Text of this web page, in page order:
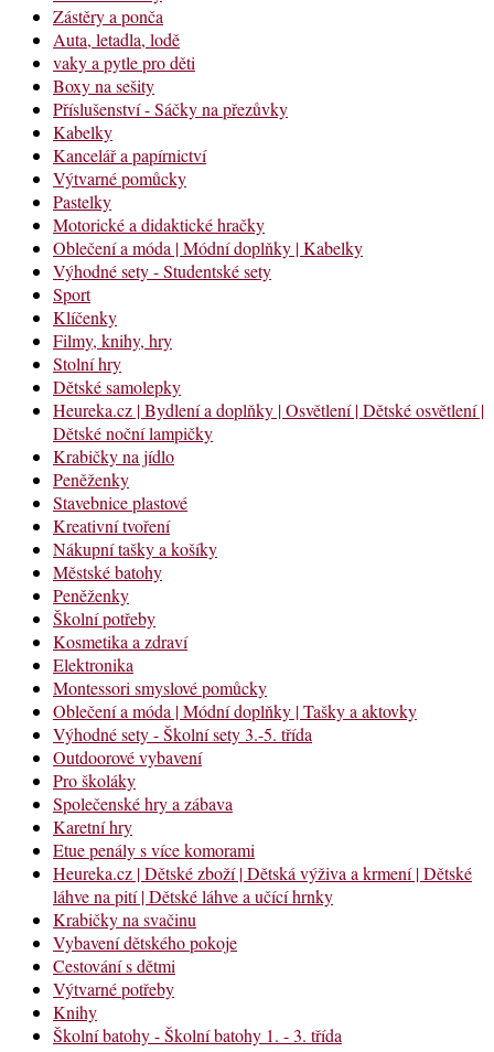
Zástěry a ponča
Auta, letadla, lodě
vaky a pytle pro děti
Boxy na sešity
Příslušenství - Sáčky na přezůvky
Kabelky
Kancelář a papírnictví
Výtvarné pomůcky
Pastelky
Motorické a didaktické hračky
Oblečení a móda | Módní doplňky | Kabelky
Výhodné sety - Studentské sety
Sport
Klíčenky
Filmy, knihy, hry
Stolní hry
Dětské samolepky
Heureka.cz | Bydlení a doplňky | Osvětlení | Dětské osvětlení |
Dětské noční lampičky
Krabičky na jídlo
Peněženky
Stavebnice plastové
Kreativní tvoření
Nákupní tašky a košíky
Městské batohy
Peněženky
Školní potřeby
Kosmetika a zdraví
Elektronika
Montessori smyslové pomůcky
Oblečení a móda | Módní doplňky | Tašky a aktovky
Výhodné sety - Školní sety 3.-5. třída
Outdoorové vybavení
Pro školáky
Společenské hry a zábava
Karetní hry
Etue penály s více komorami
Heureka.cz | Dětské zboží | Dětská výživa a krmení | Dětské
láhve na pití | Dětské láhve a učící hrnky
Krabičky na svačinu
Vybavení dětského pokoje
Cestování s dětmi
Výtvarné potřeby
Knihy
Školní batohy - Školní batohy 1. - 3. třída